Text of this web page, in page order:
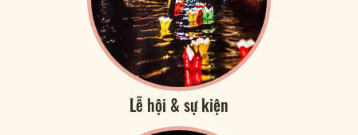
Lễ hội & sự kiện